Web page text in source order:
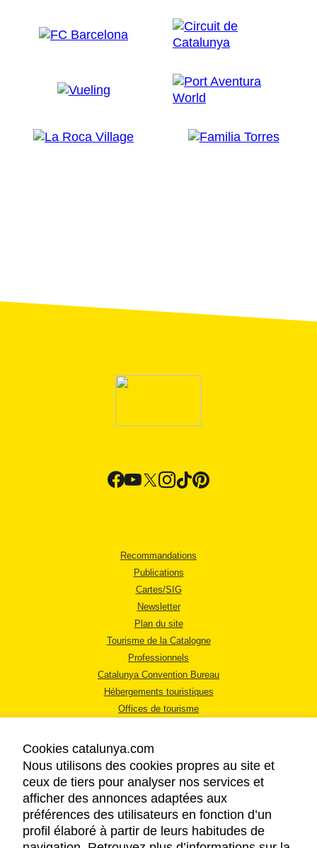
Recommandations
Publications
Cartes/SIG
Newsletter
Plan du site
Tourisme de la Catalogne
Professionnels
Catalunya Convention Bureau
Hébergements touristiques
Offices de tourisme
MENTIONS LÉGALES
RÈGLES DE CONFIDENTIALITÉ
COOKIES
Cookies catalunya.com
Nous utilisons des cookies propres au site et
ceux de tiers pour analyser nos services et
afficher des annonces adaptées aux
préférences des utilisateurs en fonction d’un
profil élaboré à partir de leurs habitudes de